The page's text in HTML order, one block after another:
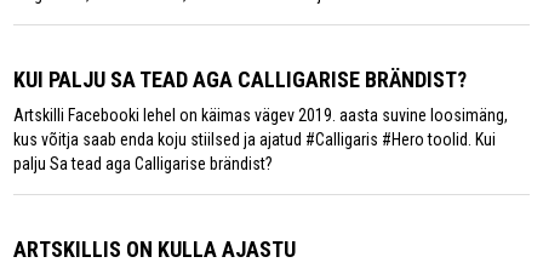
KUI PALJU SA TEAD AGA CALLIGARISE BRÄNDIST?
Artskilli Facebooki lehel on käimas vägev 2019. aasta suvine loosimäng,
kus võitja saab enda koju stiilsed ja ajatud #Calligaris #Hero toolid. Kui
palju Sa tead aga Calligarise brändist?
ARTSKILLIS ON KULLA AJASTU